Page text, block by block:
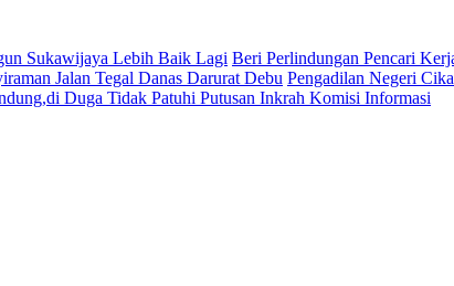
Sukawijaya Lebih Baik Lagi Beri Perlindungan Pencari
Jalan Tegal Danas Darurat Debu Pengadilan Negeri
Duga Tidak Patuhi Putusan Inkrah Komisi Informasi